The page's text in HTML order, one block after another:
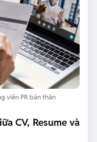
viên PR bản thân
CV, Resume và